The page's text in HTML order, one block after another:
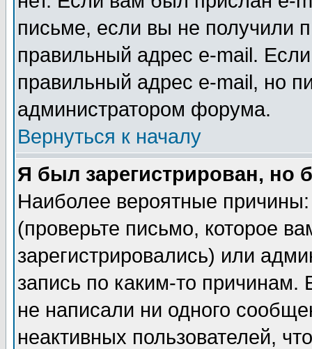
письме, если вы не получили
правильный адрес e-mail.
правильный адрес e-mail, но
администратором форума.
Вернуться к началу
Я был зарегистрирован, но
Наиболее вероятные
(проверьте письмо, которое
зарегистрировались) или
запись по каким-то
не написали ни одного
неактивных пользователей,